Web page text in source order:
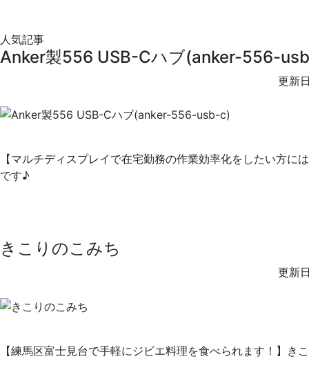
人気記事
Anker製556 USB-Cハブ(anker-556-
更新
【マルチディスプレイで在宅勤務の作業効率化をしたい方
です♪
きこりのこみち
更新
【練馬区富士見台で手軽にジビエ料理を食べられます！】